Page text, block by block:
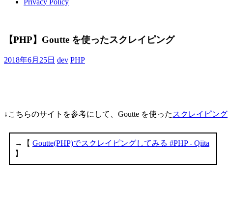
Privacy Policy
【PHP】Goutte を使ったスクレイピング
2018年6月25日 dev PHP
↓こちらのサイトを参考にして、Goutte を使った スクレイピング